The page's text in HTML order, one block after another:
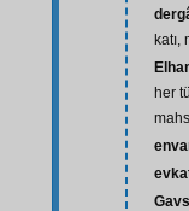
katı,
her